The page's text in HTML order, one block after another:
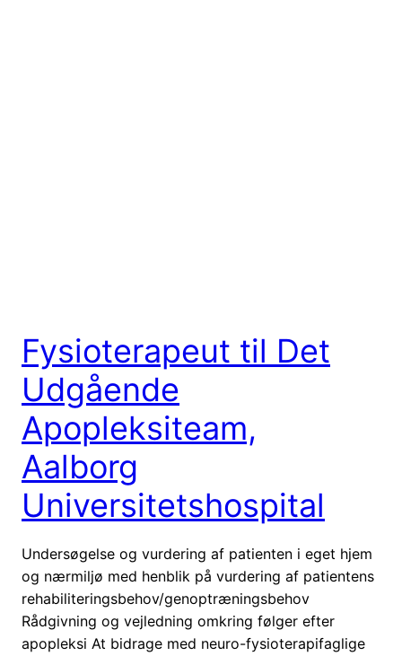
Fysioterapeut til Det
Udgående
Apopleksiteam,
Aalborg
Universitetshospital
Undersøgelse og vurdering af patienten i eget hjem
og nærmiljø med henblik på vurdering af patientens
rehabiliteringsbehov/genoptræningsbehov
Rådgivning og vejledning omkring følger efter
apopleksi At bidrage med neuro-fysioterapifaglige